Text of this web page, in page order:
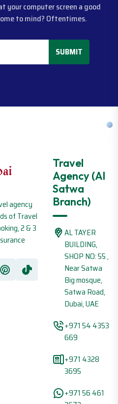
your computer screen a good
to mind? Oftentimes.
SUBMIT
agency
of Travel
2 & 3
Travel
Agency (Al
Satwa
Branch)
AL TAYER
BUILDING,
SHOP NO: 55 ,
Near Satwa
Big mosque,
Satwa Road,
Dubai, UAE
+971 54 4353
669
+971 4328
3695
+971 56 461